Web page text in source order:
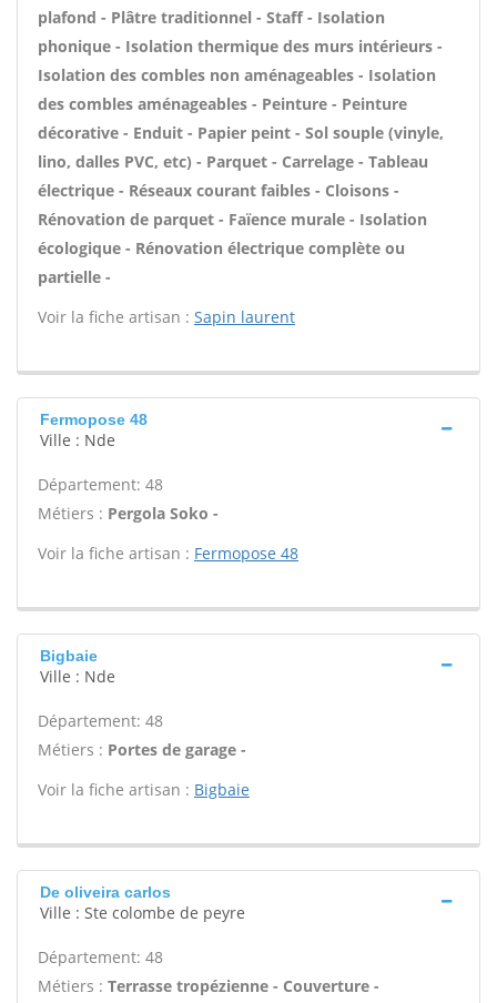
plafond - Plâtre traditionnel - Staff - Isolation
phonique - Isolation thermique des murs intérieurs -
Isolation des combles non aménageables - Isolation
des combles aménageables - Peinture - Peinture
décorative - Enduit - Papier peint - Sol souple (vinyle,
lino, dalles PVC, etc) - Parquet - Carrelage - Tableau
électrique - Réseaux courant faibles - Cloisons -
Rénovation de parquet - Faïence murale - Isolation
écologique - Rénovation électrique complète ou
partielle -
Voir la fiche artisan : Sapin laurent
Fermopose 48
Ville : Nde
Département: 48
Métiers : Pergola Soko -
Voir la fiche artisan : Fermopose 48
Bigbaie
Ville : Nde
Département: 48
Métiers : Portes de garage -
Voir la fiche artisan : Bigbaie
De oliveira carlos
Ville : Ste colombe de peyre
Département: 48
Métiers : Terrasse tropézienne - Couverture -